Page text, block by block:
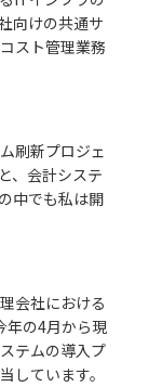
向けの共通サ
スト管理業務
刷新プロジェ
、会計システ
中でも私は開
会社における
年の4月から現
テムの導入プ
しています。